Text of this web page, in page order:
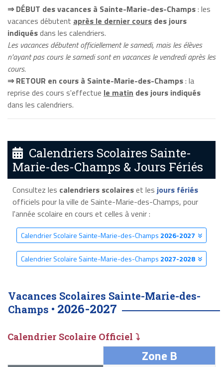
⇒ DÉBUT des vacances à Sainte-Marie-des-Champs: les
vacances débutent après le dernier cours des jours
indiquésdans les calendriers.
Les vacances débutent officiellement le samedi, mais les élèves
n'ayant pas cours le samedi sont en vacances le vendredi après les
cours.
⇒ RETOUR en cours à Sainte-Marie-des-Champs: la
reprise des cours s'effectue le matin des jours indiqués
dans les calendriers.
Calendriers Scolaires Sainte-
Marie-des-Champs & Jours Fériés
Consultez les calendriers scolaireset les jours fériés
officiels pour la ville de Sainte-Marie-des-Champs, pour
l'année scolaire en cours et celles à venir :
Calendrier Scolaire Sainte-Marie-des-Champs 2026-2027
Calendrier Scolaire Sainte-Marie-des-Champs 2027-2028
Vacances Scolaires Sainte-Marie-des-
Champs • 2026-2027
Calendrier Scolaire Officiel ⤵
Zone B